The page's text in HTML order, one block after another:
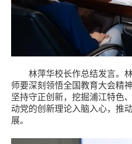
林萍华校长作总结发言。林
师要深刻领悟全国教育大会精
坚持守正创新，挖掘浦江特色
动党的创新理论入脑入心，推
展。